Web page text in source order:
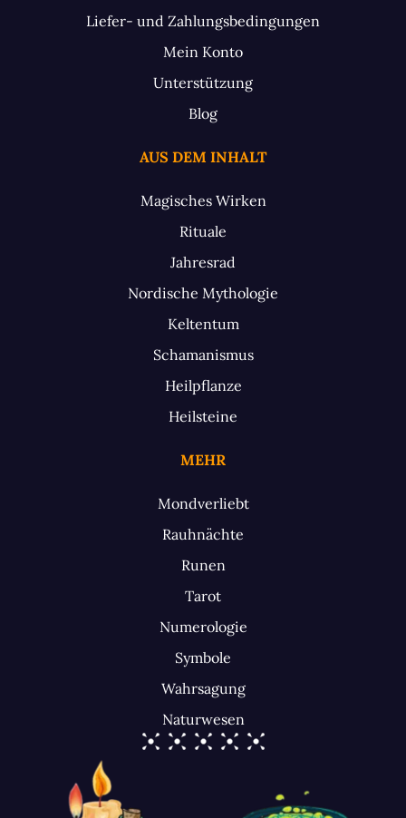
Liefer- und Zahlungsbedingungen
Mein Konto
Unterstützung
Blog
AUS DEM INHALT
Magisches Wirken
Rituale
Jahresrad
Nordische Mythologie
Keltentum
Schamanismus
Heilpflanze
Heilsteine
MEHR
Mondverliebt
Rauhnächte
Runen
Tarot
Numerologie
Symbole
Wahrsagung
Naturwesen